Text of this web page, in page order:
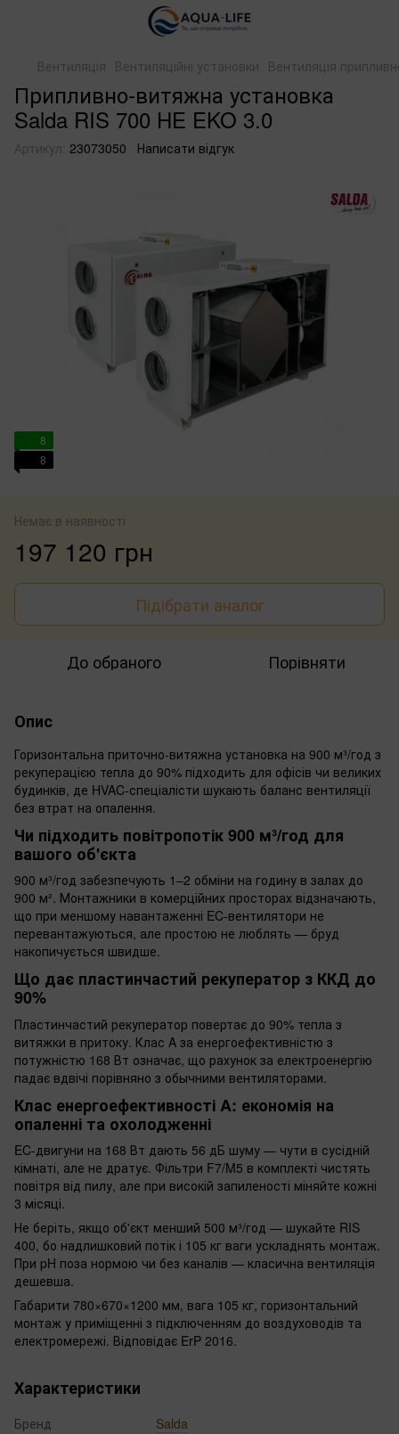
Вентиляція Вентиляційні установки Вентиляція
Припливно-витяжна установка
Salda RIS 700 HE EKO 3.0
Артикул: 23073050 Написати відгук
8
8
Немає в наявності
197 120 грн
Підібрати аналог
До обраного Порівняти
Опис
Горизонтальна приточно-витяжна установка на 900 м³/год з
рекуперацією тепла до 90% підходить для офісів чи великих
будинків, де HVAC-спеціалісти шукають баланс вентиляції
без втрат на опалення.
Чи підходить повітропотік 900 м³/год для
вашого об'єкта
900 м³/год забезпечують 1–2 обміни на годину в залах до
900 м². Монтажники в комерційних просторах відзначають,
що при меншому навантаженні EC-вентилятори не
перевантажуються, але простою не люблять — бруд
накопичується швидше.
Що дає пластинчастий рекуператор з ККД до
90%
Пластинчастий рекуператор повертає до 90% тепла з
витяжки в притоку. Клас A за енергоефективністю з
потужністю 168 Вт означає, що рахунок за електроенергію
падає вдвічі порівняно з обычними вентиляторами.
Клас енергоефективності A: економія на
опаленні та охолодженні
EC-двигуни на 168 Вт дають 56 дБ шуму — чути в сусідній
кімнаті, але не дратує. Фільтри F7/M5 в комплекті чистять
повітря від пилу, але при високій запиленості міняйте кожні
3 місяці.
Не беріть, якщо об'єкт менший 500 м³/год — шукайте RIS
400, бо надлишковий потік і 105 кг ваги ускладнять монтаж.
При pH поза нормою чи без каналів — класична вентиляція
дешевша.
Габарити 780×670×1200 мм, вага 105 кг, горизонтальний
монтаж у приміщенні з підключенням до воздуховодів та
електромережі. Відповідає ErP 2016.
Характеристики
Бренд
Salda